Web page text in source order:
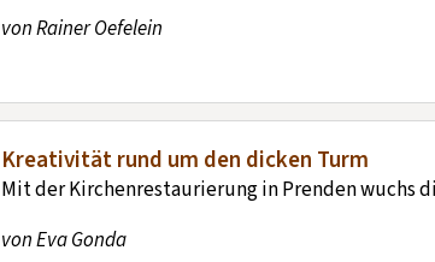
von Rainer Oefelein
Kreativität rund um den dicken Turm
Mit der Kirchenrestaurierung in Prenden wuchs
von Eva Gonda